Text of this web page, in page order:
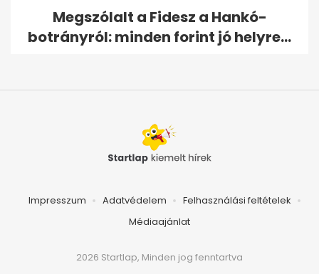
Megszólalt a Fidesz a Hankó-
botrányról: minden forint jó helyre...
Impresszum Adatvédelem
Felhasználási feltételek
Médiaajánlat
2026 Startlap, Minden jog fenntartva